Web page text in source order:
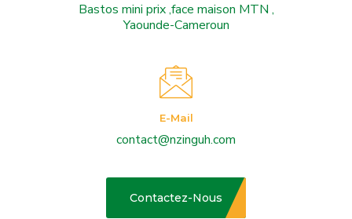
Bastos mini prix ,face maison MTN ,
Yaounde-Cameroun
E-Mail
contact@nzinguh.com
Contactez-Nous